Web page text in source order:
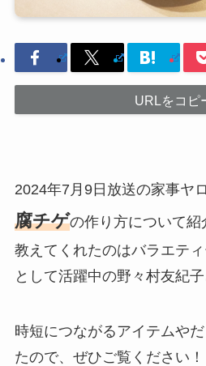
URLをコピ
2024年7月9日放送の家事ヤ
腐チゲの作り方について紹
教えてくれたのはバラエテ
として活躍中の野々村友紀子
時短につながるアイテムや
たので、ぜひご覧ください！